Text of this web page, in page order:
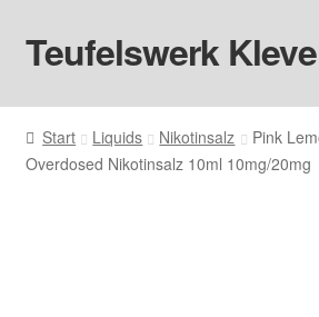
Zur
Navigation
Zum
Inhalt
Teufelswerk Kleve
Startseite
Hardware
Start Liquids Nikotinsalz
Pink
Overdosed Nikotinsalz 10ml 10mg/20mg